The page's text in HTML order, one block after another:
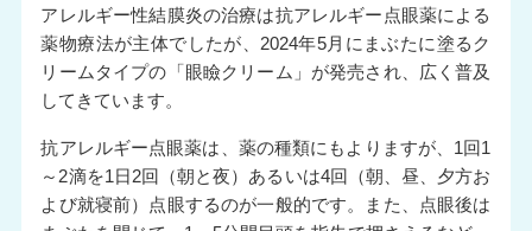
アレルギー性結膜炎の治療は抗アレルギー点眼薬による
薬物療法が主体でしたが、2024年5月にまぶたに塗るク
リームタイプの「眼瞼クリーム」が発売され、広く普及
してきています。
抗アレルギー点眼薬は、薬の種類にもよりますが、1回1
～2滴を1日2回（朝と夜）あるいは4回（朝、昼、夕方お
よび就寝前）点眼するのが一般的です。また、点眼後は